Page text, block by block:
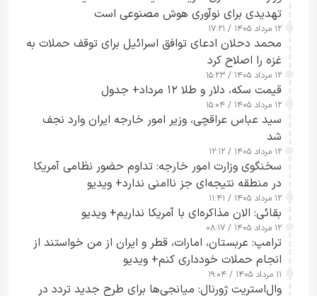
تهدیدی برای نوآوری هوش مصنوعی است
۱۲ مرداد ۱۴۰۵ / ۱۷:۲۱
محمد دحلان ادعای توافق اسرائیل برای توقف حملات به
غزه را اصلاح کرد
۱۲ مرداد ۱۴۰۵ / ۱۵:۲۳
قیمت سکه، دلار و طلا ۱۲ مرداد+ جدول
۱۲ مرداد ۱۴۰۵ / ۱۵:۰۴
سید عباس عراقچی، وزیر امور خارجه ایران وارد نجف
شد
۱۲ مرداد ۱۴۰۵ / ۱۲:۱۲
سخنگوی وزارت امور خارجه: تداوم حضور نظامی آمریکا
در منطقه نتیجه‌ای جز ناامنی ندارد+ ویدیو
۱۲ مرداد ۱۴۰۵ / ۱۱:۴۱
بقائی: الان مذاکره‌ای با آمریکا نداریم+ ویدیو
۱۲ مرداد ۱۴۰۵ / ۰۸:۱۷
ترامپ: عربستان، امارات، قطر و ایران از من خواستند از
انجام حملات خودداری کنم+ ویدیو
۱۱ مرداد ۱۴۰۵ / ۱۹:۰۴
وال‌استریت ژورنال: میانجی‌ها برای طرح جدید تردد در